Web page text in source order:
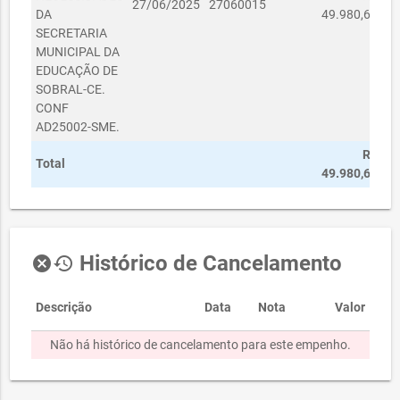
DA
SECRETARIA
MUNICIPAL DA
EDUCAÇÃO DE
SOBRAL-CE.
CONF
AD25002-SME.
27/06/2025 27060015
49.980,68
Total
R$
49.980,68
cancelhistory Histórico de Cancelamento
Descrição Data Nota Valor
Não há histórico de cancelamento para este empenho.